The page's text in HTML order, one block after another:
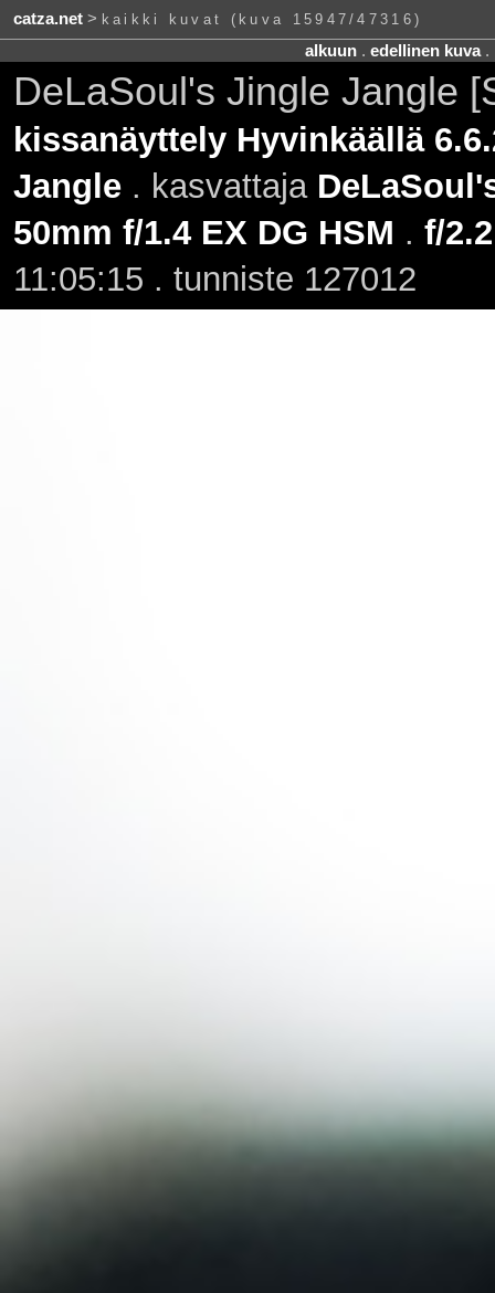
catza.net> kaikki kuvat (kuva 15947/47316)
alkuun. edellinen kuva.
DeLaSoul's Jingle Jangle
kissanäyttely Hyvinkäällä
Jangle. kasvattaja
50mm f/1.4 EX DG HSM . f/2.2
11:05:15 . tunniste 127012